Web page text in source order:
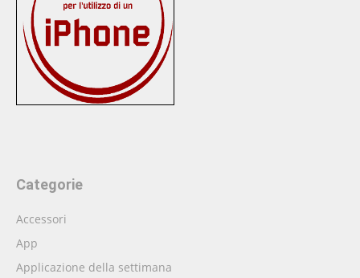
Categorie
Accessori
App
Applicazione della settimana